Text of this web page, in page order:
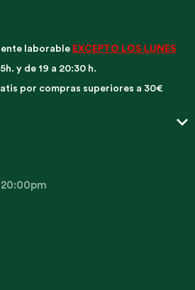
laborable EXCEPTO LOS LUNES
y de 19 a 20:30 h.
por compras superiores a 30€

20:00pm